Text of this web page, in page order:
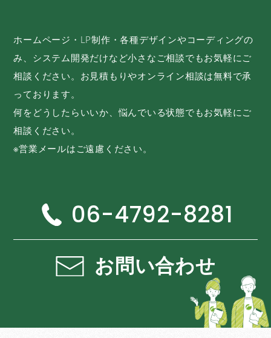
ホームページ・LP制作・各種デザインやコーディングの
み、システム開発だけなど小さなご相談でもお気軽にご
相談ください。お見積もりやオンライン相談は無料で承
っております。
何をどうしたらいいか、悩んでいる状態でもお気軽にご
相談ください。
※営業メールはご遠慮ください。
06-4792-8281
お問い合わせ